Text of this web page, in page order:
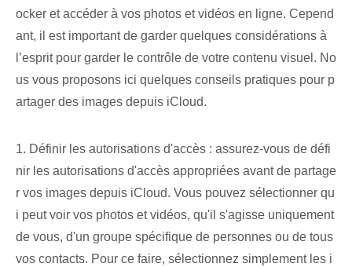
ocker et accéder à vos photos et vidéos en ligne. Cepend
ant, il est important de garder quelques considérations à
l’esprit pour garder le contrôle de votre contenu visuel. No
us vous proposons ici quelques conseils pratiques pour p
artager des images depuis iCloud.
1. Définir⁢ les autorisations d'accès : assurez-vous de défi
nir les autorisations d'accès appropriées avant de partage
r vos images depuis iCloud. Vous pouvez sélectionner qu
i peut voir vos photos et vidéos, qu'il s'agisse uniquement
de vous, d'un groupe spécifique de personnes ou de tous
vos contacts. Pour ce faire, sélectionnez simplement les i